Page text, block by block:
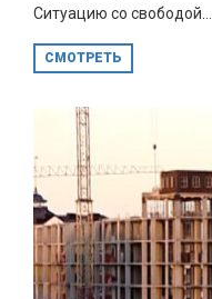
Ситуацию со свободой...
СМОТРЕТЬ